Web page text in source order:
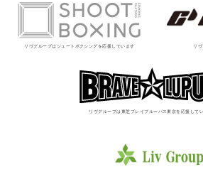
リヴグループはシュートボクシングを応援しています リ
リヴグループは東芝ブレイブルーパス東京を応援して